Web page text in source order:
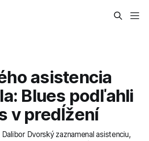
asistencia
Blues podľahli
v predĺžení
Dvorský zaznamenal asistenciu,